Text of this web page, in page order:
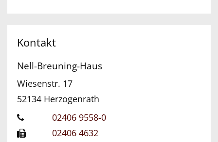
Kontakt
Nell-Breuning-Haus
Wiesenstr. 17
52134 Herzogenrath
02406 9558-0
02406 4632